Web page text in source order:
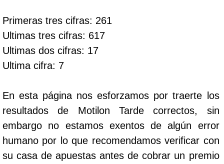
Dorado Mañana
Dorado Tarde
Fantástica Día
Fantástica Noche
Primeras tres cifras: 261
Ultimas tres cifras: 617
Ultimas dos cifras: 17
Ultima cifra: 7
En esta página nos esforzamos por traerte los
resultados de Motilon Tarde correctos, sin
embargo no estamos exentos de algún error
humano por lo que recomendamos verificar con
su casa de apuestas antes de cobrar un premio